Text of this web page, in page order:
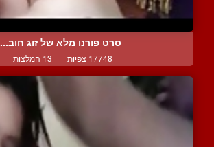
סרט פורנו מלא של זוג חוב...
17748 צפיות | 13 המלצות